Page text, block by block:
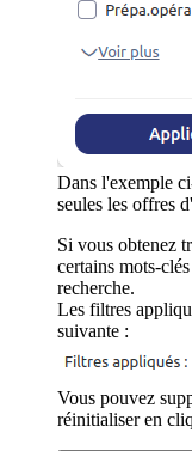
Dans l'exemple
seules les offres
Si vous obtenez
certains mots-
recherche.
Les filtres
suivante :
Vous pouvez
réinitialiser en